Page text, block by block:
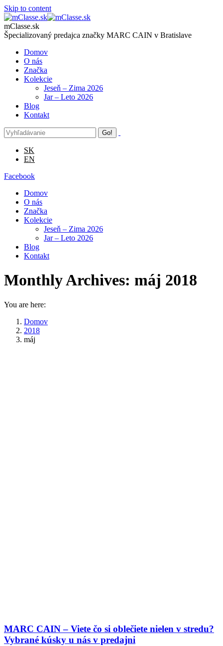
Skip to content
mClasse.sk
Špecializovaný predajca značky MARC CAIN v Bratislave
Domov
O nás
Značka
Kolekcie
Jeseň – Zima 2026
Jar – Leto 2026
Blog
Kontakt
SK
EN
Facebook
Domov
O nás
Značka
Kolekcie
Jeseň – Zima 2026
Jar – Leto 2026
Blog
Kontakt
Monthly Archives: máj 2018
You are here:
Domov
2018
máj
MARC CAIN – Viete čo si oblečiete nielen v stredu?
Vybrané kúsky u nás v predajni